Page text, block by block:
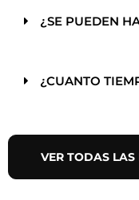
¿SE PUEDEN
¿CUANTO
VER TODAS LAS